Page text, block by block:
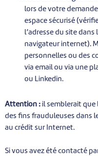
lors de votre
espace sécurisé
l’adresse du site dans
navigateur internet).
personnelles ou des
via email ou via une
ou Linkedin.
Attention : il semblerait que
des fins frauduleuses dans
au crédit sur Internet.
Si vous avez été contacté